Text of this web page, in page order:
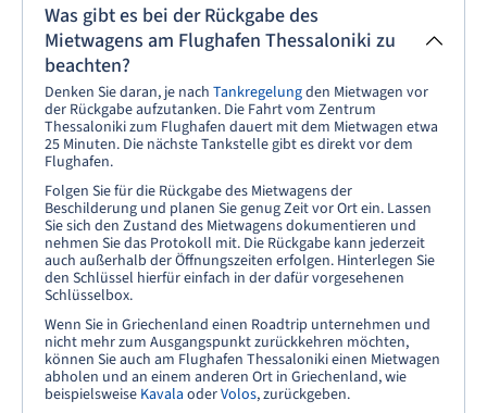
Was gibt es bei der Rückgabe des
Mietwagens am Flughafen Thessaloniki zu
beachten?
Denken Sie daran, je nach Tankregelungden Mietwagen vor
der Rückgabe aufzutanken. Die Fahrt vom Zentrum
Thessaloniki zum Flughafen dauert mit dem Mietwagen etwa
25 Minuten. Die nächste Tankstelle gibt es direkt vor dem
Flughafen.
Folgen Sie für die Rückgabe des Mietwagens der
Beschilderung und planen Sie genug Zeit vor Ort ein. Lassen
Sie sich den Zustand des Mietwagens dokumentieren und
nehmen Sie das Protokoll mit. Die Rückgabe kann jederzeit
auch außerhalb der Öffnungszeiten erfolgen. Hinterlegen Sie
den Schlüssel hierfür einfach in der dafür vorgesehenen
Schlüsselbox.
Wenn Sie in Griechenland einen Roadtrip unternehmen und
nicht mehr zum Ausgangspunkt zurückkehren möchten,
können Sie auch am Flughafen Thessaloniki einen Mietwagen
abholen und an einem anderen Ort in Griechenland, wie
beispielsweise Kavala oderVolos, zurückgeben.